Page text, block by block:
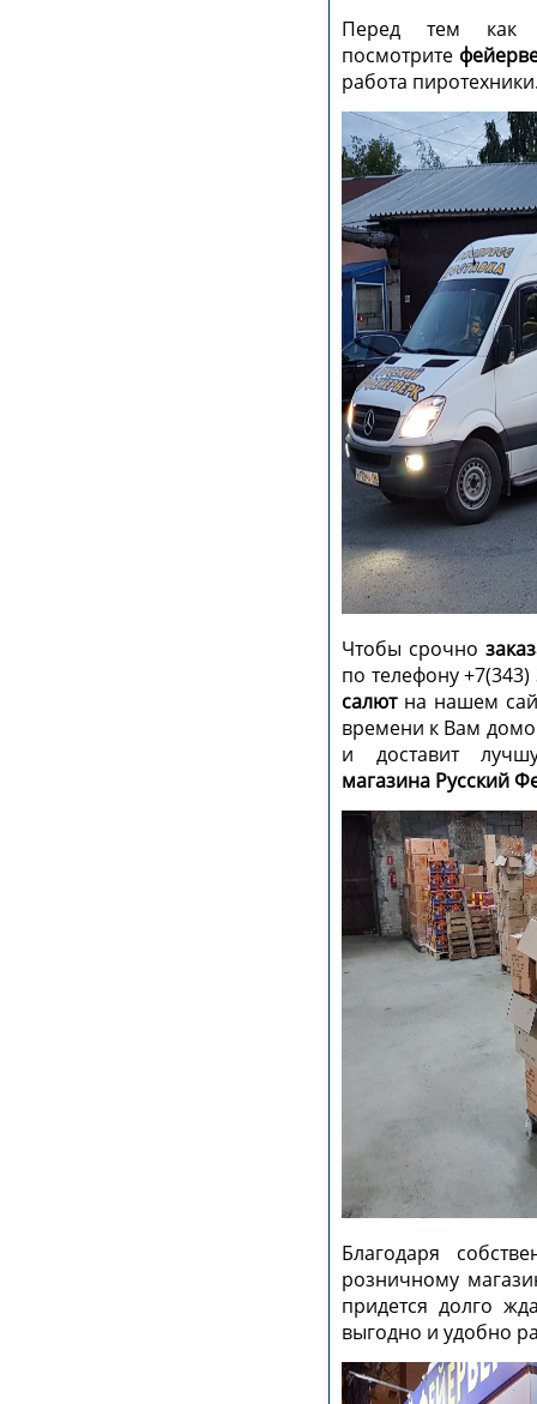
Перед тем
посмотрите
работа
Чтобы срочно
по телефону
салютна нашем
времени к Вам
и доставит
магазина Русский
Благодаря
розничному
придется долго
выгодно и удобно